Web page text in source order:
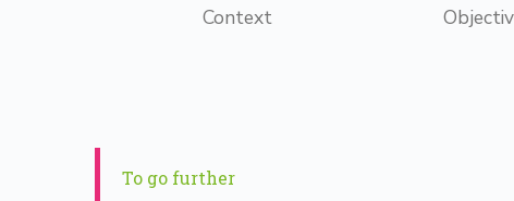
Context
To go further